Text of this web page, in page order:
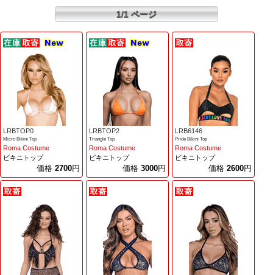
1/1 ページ
LRBTOP0
Micro Bikini Top
Roma Costume
ビキニトップ
価格 2700円
LRBTOP2
Triangle Top
Roma Costume
ビキニトップ
価格 3000円
LRB6146
Pride Bikini Top
Roma Costume
ビキニトップ
価格 2600円